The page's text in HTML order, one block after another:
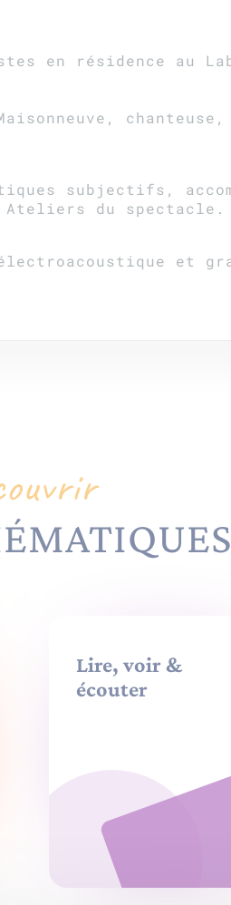
en résidence au
subjectifs,
du spectacle.
et
Lire, voir &
écouter